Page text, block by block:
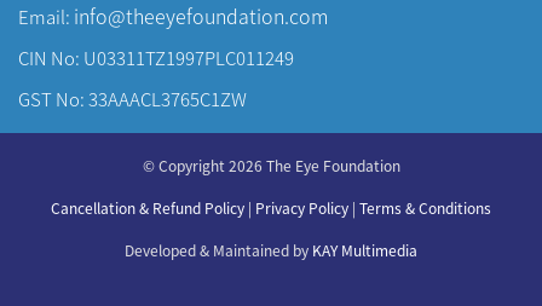
Email: info@theeyefoundation.com
CIN No: U03311TZ1997PLC011249
GST No: 33AAACL3765C1ZW
About Us
Our Doctors
© Copyright 2026 The Eye Foundation
Cancellation & Refund Policy | Privacy Policy | Terms & Conditions
Developed & Maintained by KAY Multimedia